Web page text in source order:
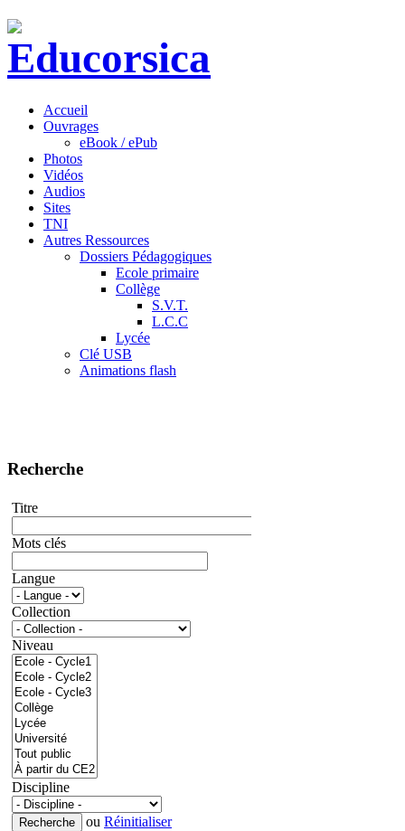
Accueil
Ouvrages
eBook / ePub
Photos
Vidéos
Audios
Sites
TNI
Autres Ressources
Dossiers Pédagogiques
Ecole primaire
Collège
S.V.T.
L.C.C
Lycée
Clé USB
Animations flash
Recherche
Titre
Mots clés
Langue
Collection
Niveau
Discipline
ou Réinitialiser